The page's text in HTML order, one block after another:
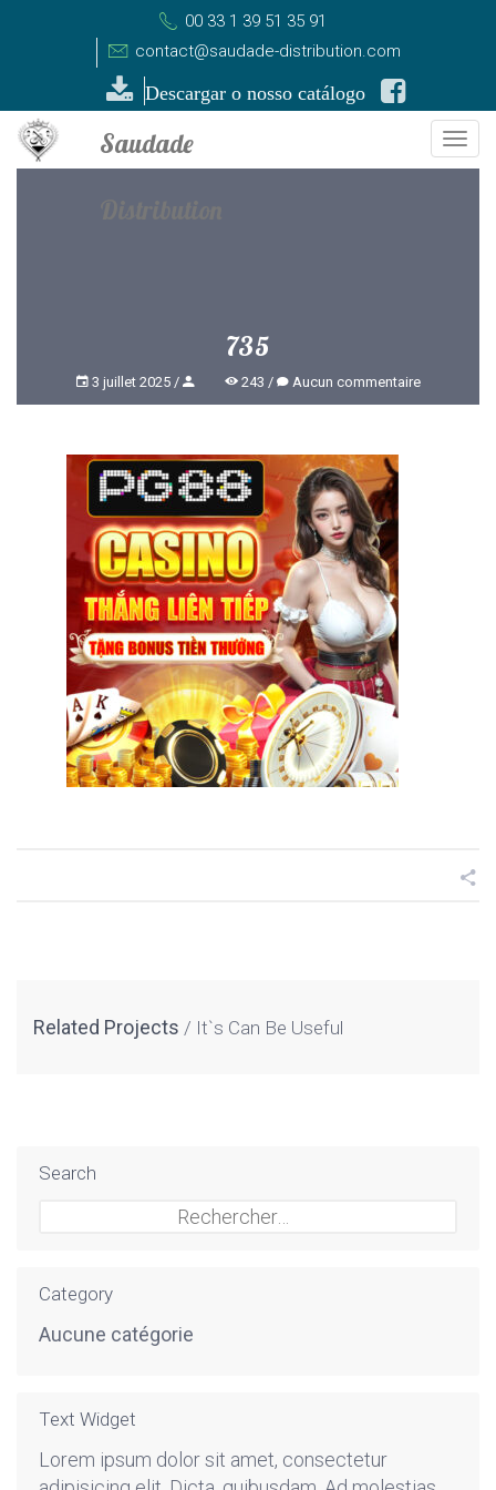
00 33 1 39 51 35 91
contact@saudade-distribution.com
Descargar o nosso catálogo
735
3 juillet 2025 243 Aucun commentaire
Related Projects It`s Can Be Useful
Search
Category
Aucune catégorie
Text Widget
Lorem ipsum dolor sit amet, consectetur